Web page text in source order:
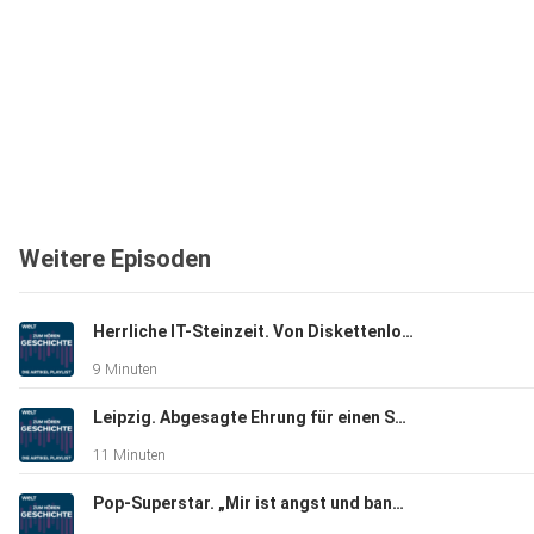
Weitere Episoden
Herrliche IT-Steinzeit. Von Diskettenlochern und Akustikkopplern – Hier wird Computer-Nostalgikern warm ums Herz
9 Minuten
Leipzig. Abgesagte Ehrung für einen Spitzel
11 Minuten
Pop-Superstar. „Mir ist angst und bange“ – Im Gasthaus erreicht Falco ein Anruf, der sein Leben für immer verändert